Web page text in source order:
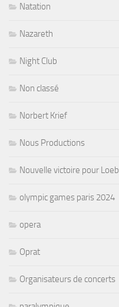
Natation
Nazareth
Night Club
Non classé
Norbert Krief
Nous Productions
Nouvelle victoire pour Loeb
olympic games paris 2024
opera
Oprat
Organisateurs de concerts